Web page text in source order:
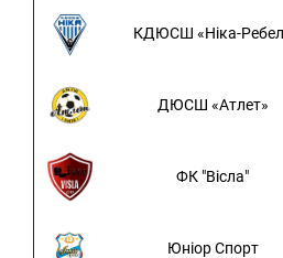
КДЮСШ «Ніка-
ДЮСШ «Атлет»
ФК "Вісла"
Юніор Спорт